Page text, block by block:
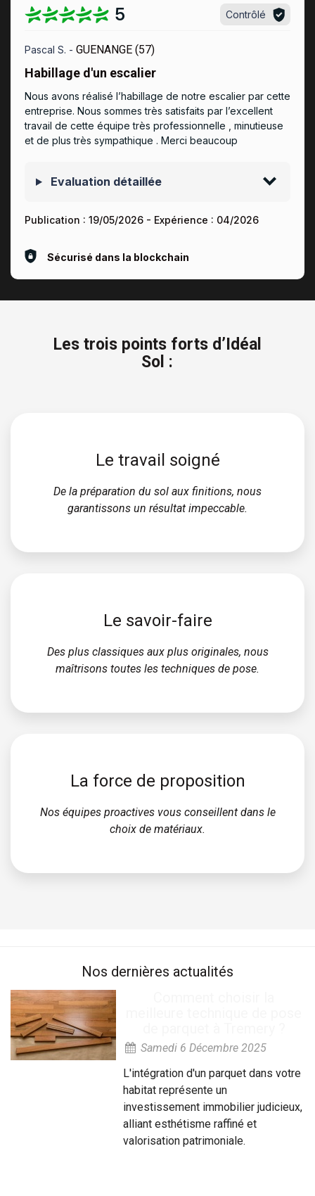
5 Contrôlé
Pascal S. - GUENANGE (57)
Habillage d'un escalier
Nous avons réalisé l’habillage de notre escalier par cette
entreprise. Nous sommes très satisfaits par l’excellent
travail de cette équipe très professionnelle , minutieuse
et de plus très sympathique . Merci beaucoup
Evaluation détaillée
Publication : 19/05/2026 - Expérience : 04/2026
Sécurisé dans la blockchain
Les trois points forts d’Idéal
Sol :
Le travail soigné
De la préparation du sol aux finitions, nous
garantissons un résultat impeccable.
Le savoir-faire
Des plus classiques aux plus originales, nous
maîtrisons toutes les techniques de pose.
La force de proposition
Nos équipes proactives vous conseillent dans le
choix de matériaux.
Nos dernières actualités
Samedi 6 Décembre 2025
L'intégration d'un parquet dans votre
habitat représente un
investissement immobilier judicieux,
alliant esthétisme raffiné et
valorisation patrimoniale.